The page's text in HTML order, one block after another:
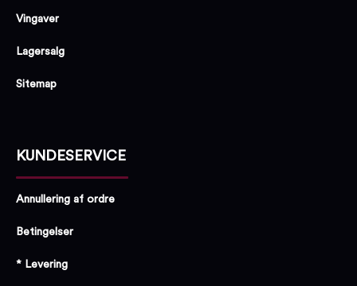
Vingaver
Lagersalg
Sitemap
KUNDESERVICE
Annullering af ordre
Betingelser
* Levering